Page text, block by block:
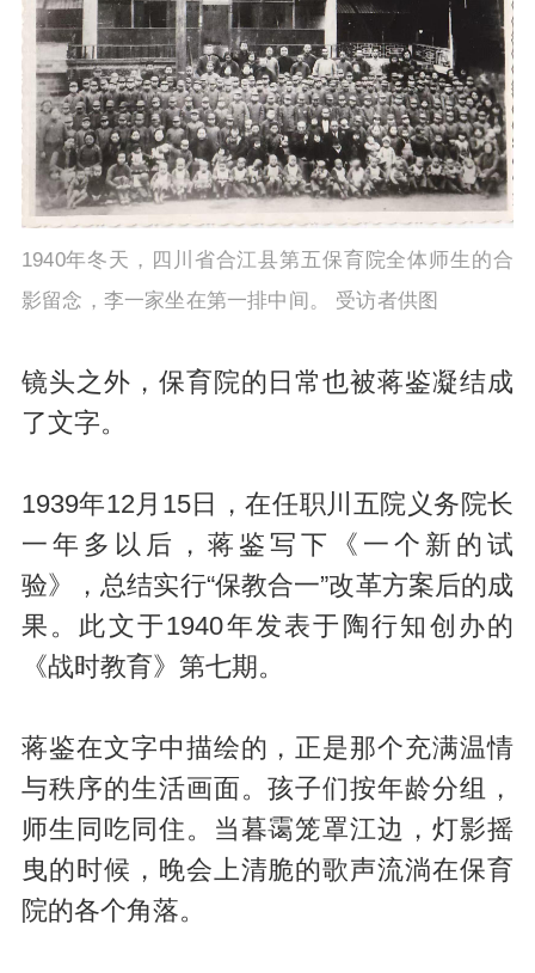
1940年冬天，四川省合江县第五保育院全体师生的合
影留念，李一家坐在第一排中间。 受访者供图
镜头之外，保育院的日常也被蒋鉴凝结成
了文字。
1939年12月15日，在任职川五院义务院长
一年多以后，蒋鉴写下《一个新的试
验》，总结实行“保教合一”改革方案后的成
果。此文于1940年发表于陶行知创办的
《战时教育》第七期。
蒋鉴在文字中描绘的，正是那个充满温情
与秩序的生活画面。孩子们按年龄分组，
师生同吃同住。当暮霭笼罩江边，灯影摇
曳的时候，晚会上清脆的歌声流淌在保育
院的各个角落。